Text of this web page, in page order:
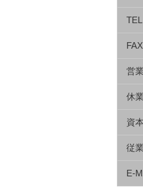
TEL
FAX
営
休
資
従
E-